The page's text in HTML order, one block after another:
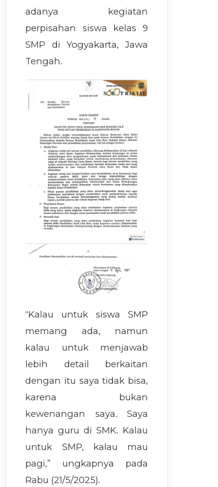
adanya kegiatan
perpisahan siswa kelas 9
SMP di Yogyakarta, Jawa
Tengah.
“Kalau untuk siswa SMP
memang ada, namun
kalau untuk menjawab
lebih detail berkaitan
dengan itu saya tidak bisa,
karena bukan
kewenangan saya. Saya
hanya guru di SMK. Kalau
untuk SMP, kalau mau
pagi,” ungkapnya pada
Rabu (21/5/2025).